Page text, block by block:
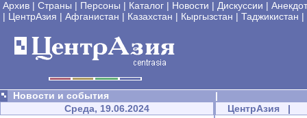
Архив | Страны | Персоны | Каталог | Новости | Дискуссии |
| ЦентрАзия | Афганистан | Казахстан | Кыргызстан | Таджикистан |
Новости и события
|
Среда, 19.06.2024
ЦентрАзия |